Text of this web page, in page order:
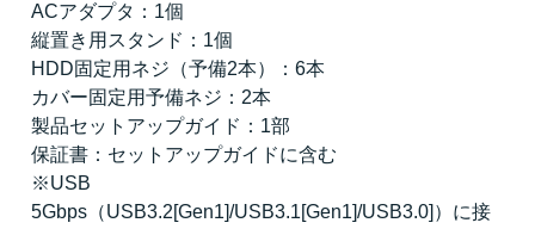
ACアダプタ：1個
縦置き用スタンド：1個
HDD固定用ネジ（予備2本）：6本
カバー固定用予備ネジ：2本
製品セットアップガイド：1部
保証書：セットアップガイドに含む
※USB
5Gbps（USB3.2[Gen1]/USB3.1[Gen1]/USB3.0]）に接